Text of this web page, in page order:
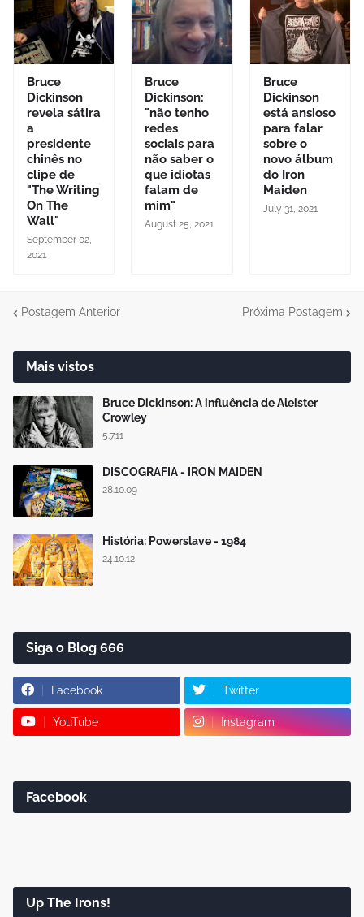
Bruce
Dickinson
revela sátira
a
presidente
chinês no
clipe de
"The Writing
On The
Wall"
September 02,
2021
Bruce
Dickinson:
"não tenho
redes
sociais para
não saber o
que idiotas
falam de
mim"
August 25, 2021
Bruce
Dickinson
está ansioso
para falar
sobre o
novo álbum
do Iron
Maiden
July 31, 2021
Postagem Anterior Próxima Postagem
Mais vistos
Bruce Dickinson: A influência de Aleister
Crowley
5.7.11
DISCOGRAFIA - IRON MAIDEN
28.10.09
História: Powerslave - 1984
24.10.12
Siga o Blog 666
Facebook Twitter
YouTube Instagram
Facebook
Up The Irons!